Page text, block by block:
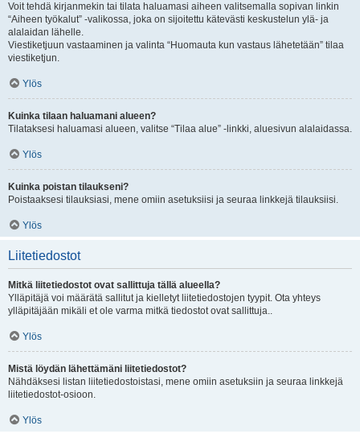
Voit tehdä kirjanmekin tai tilata haluamasi aiheen valitsemalla sopivan linkin
“Aiheen työkalut” -valikossa, joka on sijoitettu kätevästi keskustelun ylä- ja
alalaidan lähelle.
Viestiketjuun vastaaminen ja valinta “Huomauta kun vastaus lähetetään” tilaa
viestiketjun.
Ylös
Kuinka tilaan haluamani alueen?
Tilataksesi haluamasi alueen, valitse “Tilaa alue” -linkki, aluesivun alalaidassa.
Ylös
Kuinka poistan tilaukseni?
Poistaaksesi tilauksiasi, mene omiin asetuksiisi ja seuraa linkkejä tilauksiisi.
Ylös
Liitetiedostot
Mitkä liitetiedostot ovat sallittuja tällä alueella?
Ylläpitäjä voi määrätä sallitut ja kielletyt liitetiedostojen tyypit. Ota yhteys
ylläpitäjään mikäli et ole varma mitkä tiedostot ovat sallittuja..
Ylös
Mistä löydän lähettämäni liitetiedostot?
Nähdäksesi listan liitetiedostoistasi, mene omiin asetuksiin ja seuraa linkkejä
liitetiedostot-osioon.
Ylös